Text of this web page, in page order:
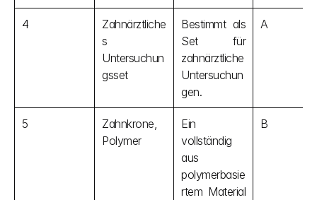
4
Zahnärztliche
s
Untersuchun
gsset
Bestimmt als
Set für
zahnärztliche
Untersuchun
gen.
A
5
Zahnkrone,
Polymer
Ein
vollständig
aus
polymerbasie
rtem Material
B